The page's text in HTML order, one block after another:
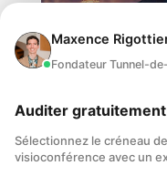
Maxence
Fondateur Tunnel-
Auditer
Sélectionnez le créneau
visioconférence avec un